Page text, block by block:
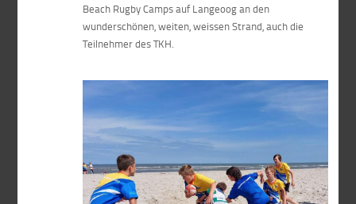
Beach Rugby Camps auf Langeoog an den
wunderschönen, weiten, weissen Strand, auch die
Teilnehmer des TKH.